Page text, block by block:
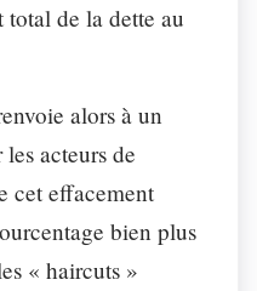
total de la dette au
alors à un
acteurs de
cet effacement
bien plus
« haircuts »